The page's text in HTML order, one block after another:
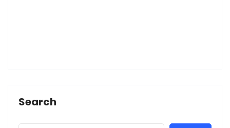
Search